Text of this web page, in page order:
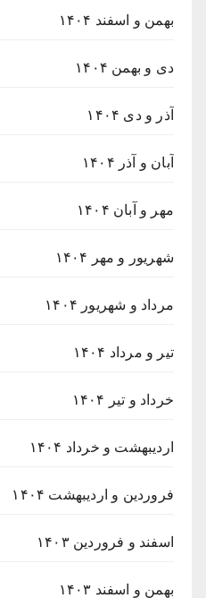
بهمن و اسفند ۱۴۰۴
دی و بهمن ۱۴۰۴
آذر و دی ۱۴۰۴
آبان و آذر ۱۴۰۴
مهر و آبان ۱۴۰۴
شهریور و مهر ۱۴۰۴
مرداد و شهریور ۱۴۰۴
تیر و مرداد ۱۴۰۴
خرداد و تیر ۱۴۰۴
اردیبهشت و خرداد ۱۴۰۴
فروردین و اردیبهشت ۱۴۰۴
اسفند و فروردین ۱۴۰۳
بهمن و اسفند ۱۴۰۳